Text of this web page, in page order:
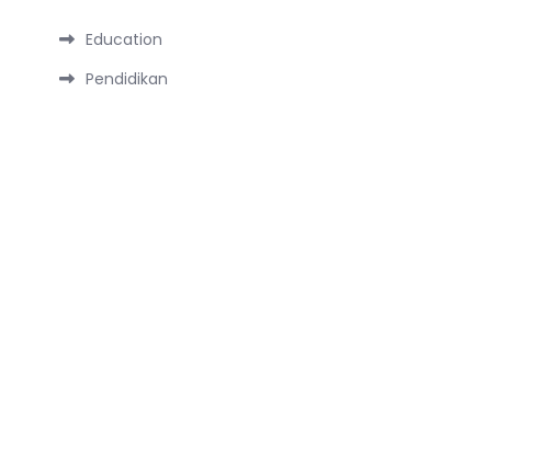
Education
Pendidikan